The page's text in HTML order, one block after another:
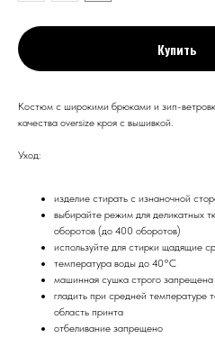
Купить
Костюм с широкими брюками и зип-
качества oversize кроя с вышивкой.
Уход:
изделие стирать с изнаночной
выбирайте режим для деликатных
оборотов (до 400 оборотов)
используйте для стирки щадящие
температура воды до 40°С
машинная сушка строго запрещена
гладить при средней температуре
область принта
отбеливание запрещено